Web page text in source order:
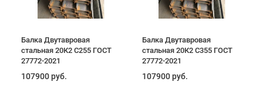
Балка Двутавровая
стальная 20К2 С255 ГОСТ
27772-2021
107900 руб.
Балка Двутавровая
стальная 20К2 С355 ГОСТ
27772-2021
107900 руб.